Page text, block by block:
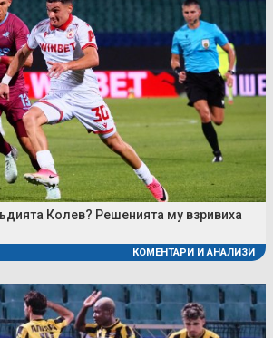
Колев? Решенията му взривиха
КОМЕНТАРИ И АНАЛИЗИ